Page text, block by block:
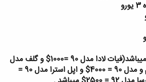
قيمت اتومبيل بسيار نازل ميباشد(فيات لادا مدل 90 =1000$ و گلف مدل
92 =3500 -2000$ و بي ام و مدل 90 = 4000$ و اپل استرا مدل 90 =